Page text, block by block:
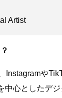
Artist
Instagramや
中心としたデ